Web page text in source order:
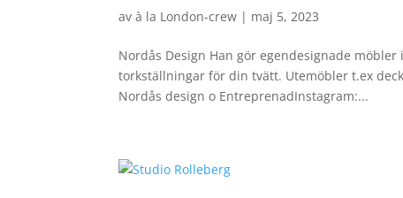
avà la London-crew | maj 5, 2023
Nordås Design Han gör egendesignade
torkställningar för din tvätt. Utemöbler t.ex
Nordås design o EntreprenadInstagram:...